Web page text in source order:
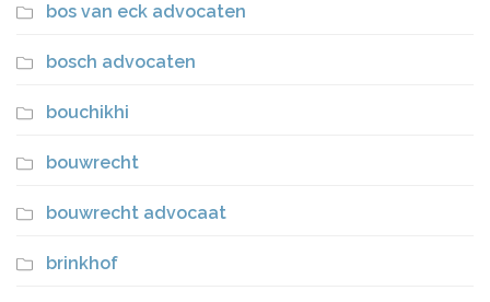
bos van eck advocaten
bosch advocaten
bouchikhi
bouwrecht
bouwrecht advocaat
brinkhof